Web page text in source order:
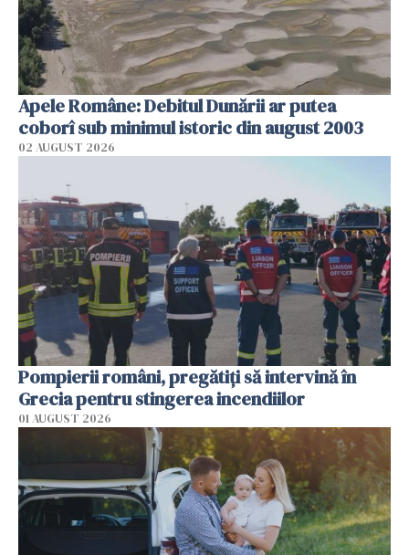
Apele Române: Debitul Dunării ar putea
coborî sub minimul istoric din august 2003
02 AUGUST 2026
Pompierii români, pregătiţi să intervină în
Grecia pentru stingerea incendiilor
01 AUGUST 2026